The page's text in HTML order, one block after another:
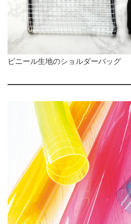
ビニール生地のショルダーバッグ